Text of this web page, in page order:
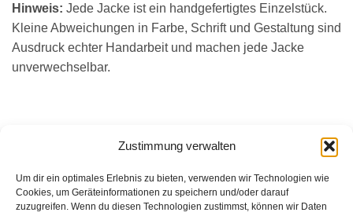
Zustimmung verwalten
Um dir ein optimales Erlebnis zu bieten, verwenden wir Technologien wie
Cookies, um Geräteinformationen zu speichern und/oder darauf
zuzugreifen. Wenn du diesen Technologien zustimmst, können wir Daten
Hinweis: Jede Jacke ist ein handgefertigtes Einzelstück.
Kleine Abweichungen in Farbe, Schrift und Gestaltung sind
Ausdruck echter Handarbeit und machen jede Jacke
unverwechselbar.
ÄHNLICHE PRODUKTE